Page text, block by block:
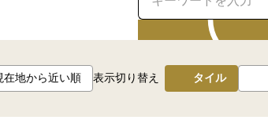
在地から近い順 表示切り替え タイル